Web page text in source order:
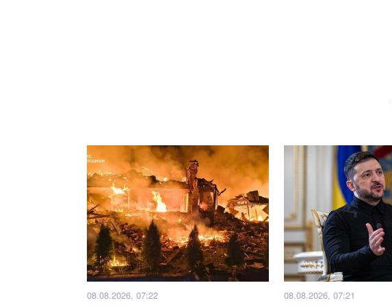
08.08.2026, 07:22 08.08.2026, 07:21